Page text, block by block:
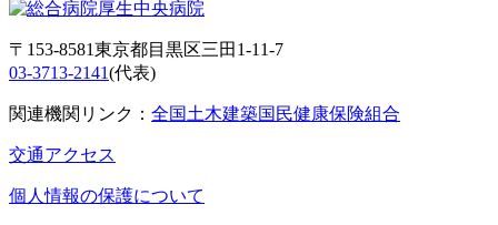
〒153-8581東京都目黒区三田1-11-7
03-3713-2141(代表)
関連機関リンク： 全国土木建築国民健康保険組合
交通アクセス
個人情報の保護について